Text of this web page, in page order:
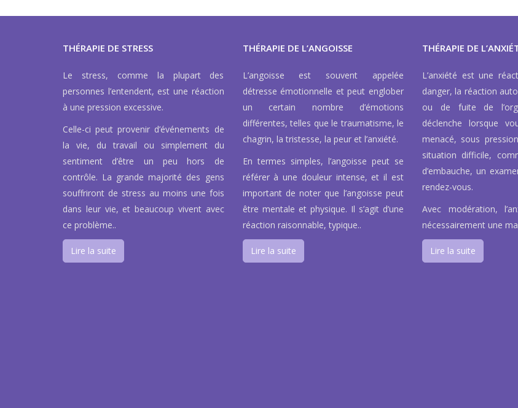
THÉRAPIE DE STRESS
Le stress, comme la plupart des
personnes l’entendent, est une réaction
à une pression excessive.
Celle-ci peut provenir d’événements de
la vie, du travail ou simplement du
sentiment d’être un peu hors de
contrôle. La grande majorité des gens
souffriront de stress au moins une fois
dans leur vie, et beaucoup vivent avec
ce problème..
Lire la suite
THÉRAPIE DE L’ANGOISSE
L’angoisse est souvent appelée
détresse émotionnelle et peut englober
un certain nombre d’émotions
différentes, telles que le traumatisme, le
chagrin, la tristesse, la peur et l’anxiété.
En termes simples, l’angoisse peut se
référer à une douleur intense, et il est
important de noter que l’angoisse peut
être mentale et physique. Il s’agit d’une
réaction raisonnable, typique..
Lire la suite
THÉRAPIE DE
L’anxiété est une
danger, la réaction
ou de fuite de
déclenche lorsque
menacé, sous
situation difficile,
d’embauche, un
rendez-vous.
Avec modération,
nécessairement une
Lire la suite